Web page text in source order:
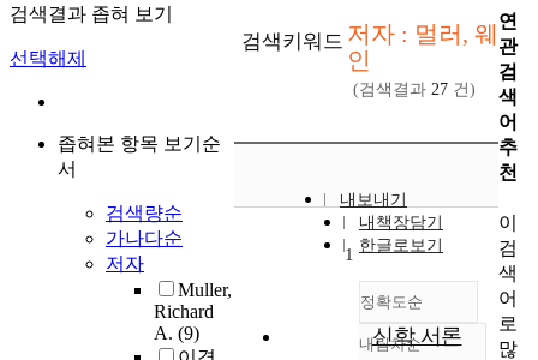
검색결과 좁혀 보기
선택해제
좁혀본 항목 보기순
서
검색량순
가나다순
저자
Muller,
Richard
A. (9)
검색키워드 저자 : 멀러, 웨
인
(검색결과 27 건)
내보내기
내책장담기
한글로보기
정확도순
정확도
내림차순
1
신학 서론
연
관
검
색
어
추
천
이
검
색
어
로
많